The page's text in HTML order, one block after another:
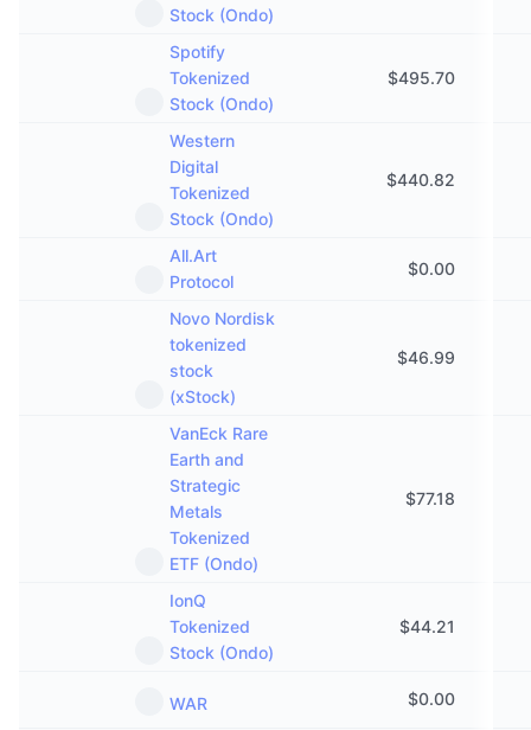
Stock (Ondo)
Spotify
Tokenized
Stock (Ondo)
$495.70
Western
Digital
Tokenized
Stock (Ondo)
$440.82
All.Art
Protocol
$0.00
Novo Nordisk
tokenized
stock
(xStock)
$46.99
VanEck Rare
Earth and
Strategic
Metals
Tokenized
ETF (Ondo)
$77.18
IonQ
Tokenized
Stock (Ondo)
$44.21
WAR $0.00